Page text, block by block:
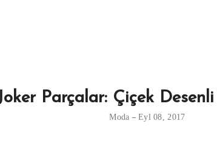
Parçalar: Çiçek Desenli
Moda Eyl 08, 2017